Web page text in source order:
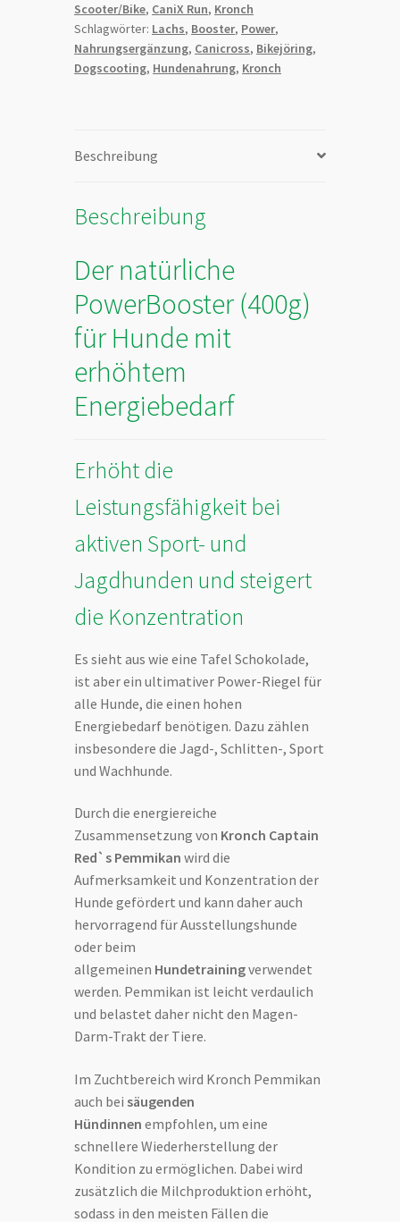
Scooter/Bike, CaniX Run, Kronch
Schlagwörter: Lachs, Booster, Power,
Nahrungsergänzung, Canicross, Bikejöring,
Dogscooting, Hundenahrung, Kronch
Beschreibung
Beschreibung
Der natürliche
PowerBooster (400g)
für Hunde mit
erhöhtem
Energiebedarf
Erhöht die
Leistungsfähigkeit bei
aktiven Sport- und
Jagdhunden und steigert
die Konzentration
Es sieht aus wie eine Tafel Schokolade,
ist aber ein ultimativer Power-Riegel für
alle Hunde, die einen hohen
Energiebedarf benötigen. Dazu zählen
insbesondere die Jagd-, Schlitten-, Sport
und Wachhunde.
Durch die energiereiche
Zusammensetzung von Kronch Captain
Red`s Pemmikan wird die
Aufmerksamkeit und Konzentration der
Hunde gefördert und kann daher auch
hervorragend für Ausstellungshunde
oder beim
allgemeinen Hundetrainingverwendet
werden. Pemmikan ist leicht verdaulich
und belastet daher nicht den Magen-
Darm-Trakt der Tiere.
Im Zuchtbereich wird Kronch Pemmikan
auch bei säugenden
Hündinnen empfohlen, um eine
schnellere Wiederherstellung der
Kondition zu ermöglichen. Dabei wird
zusätzlich die Milchproduktion erhöht,
sodass in den meisten Fällen die